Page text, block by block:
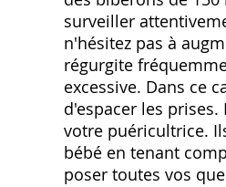
surveiller
n'hésitez pas à
régurgite
excessive. Dans ce
d'espacer les
votre puéricultrice.
bébé en tenant
poser toutes vos